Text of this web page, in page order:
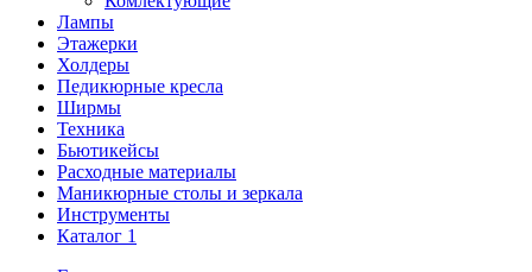
Лампы
Этажерки
Холдеры
Педикюрные кресла
Ширмы
Техника
Бьютикейсы
Расходные материалы
Маникюрные столы и зеркала
Инструменты
Каталог 1